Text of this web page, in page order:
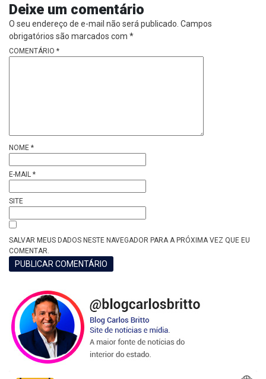
Deixe um comentário
O seu endereço de e-mail não será publicado. Campos
obrigatórios são marcados com *
COMENTÁRIO *
NOME *
E-MAIL *
SITE
SALVAR MEUS DADOS NESTE NAVEGADOR PARA A PRÓXIMA VEZ QUE EU
COMENTAR.